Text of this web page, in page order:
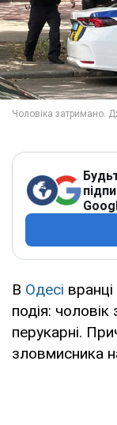
В Одесі
подія:
перукарні.
зловмисника